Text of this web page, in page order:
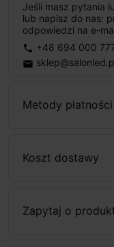
Jeśli masz pytania
lub napisz do nas:
odpowiedzi na e-
phone +48 694 000 777
email
Metody płatności
Koszt dostawy
Zapytaj o